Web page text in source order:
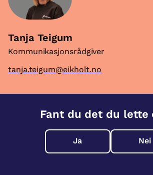
Tanja Teigum
Kommunikasjonsrådgiver
tanja.teigum@eikholt.no
Fant du det du lette
Ja Nei